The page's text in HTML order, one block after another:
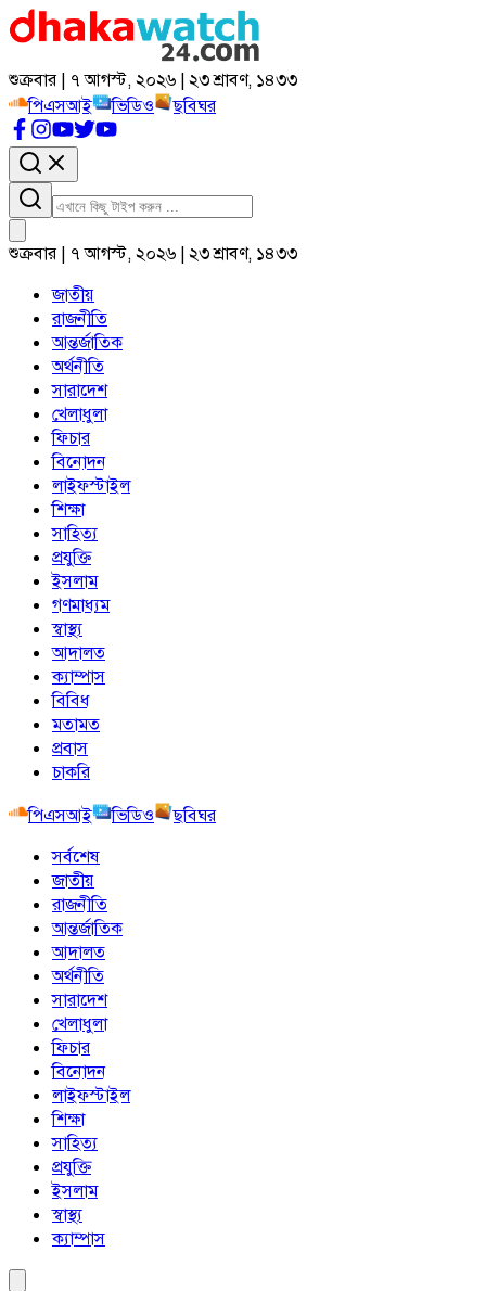
শুক্রবার | ৭ আগস্ট, ২০২৬ | ২৩ শ্রাবণ, ১৪৩৩
পিএসআই
ভিডিও ছবিঘর
শুক্রবার | ৭ আগস্ট, ২০২৬ | ২৩ শ্রাবণ, ১৪৩৩
জাতীয়
রাজনীতি
আন্তর্জাতিক
অর্থনীতি
সারাদেশ
খেলাধুলা
ফিচার
বিনোদন
লাইফস্টাইল
শিক্ষা
সাহিত্য
প্রযুক্তি
ইসলাম
গণমাধ্যম
স্বাস্থ্য
আদালত
ক্যাম্পাস
বিবিধ
মতামত
প্রবাস
চাকরি
পিএসআই
ভিডিও
ছবিঘর
সর্বশেষ
জাতীয়
রাজনীতি
আন্তর্জাতিক
আদালত
অর্থনীতি
সারাদেশ
খেলাধুলা
ফিচার
বিনোদন
লাইফস্টাইল
শিক্ষা
সাহিত্য
প্রযুক্তি
ইসলাম
স্বাস্থ্য
ক্যাম্পাস